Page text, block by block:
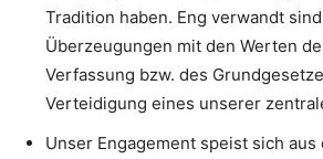
Tradition haben. Eng verwandt
Überzeugungen mit den Werten
Verfassung bzw. des
Verteidigung eines unserer
Unser Engagement speist sich